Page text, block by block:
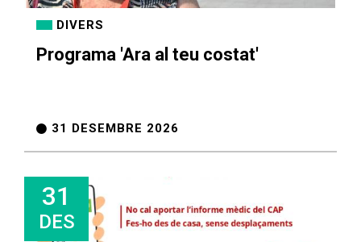
Empleats públics
Ordenances fiscals
Normativa
Llar d'infants Hort de Pau
Habitatge
Esports
Comunitat energètica
Notícies
DIVERS
Programa 'Ara al teu costat'
31 DESEMBRE 2026
31
DES